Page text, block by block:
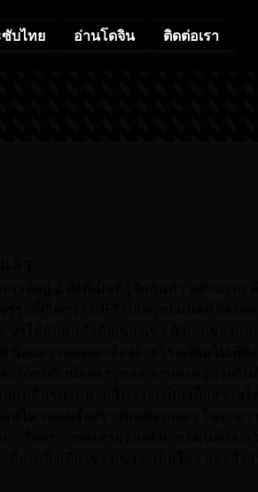
บไทย อ่านโดจิน ติดต่อเรา